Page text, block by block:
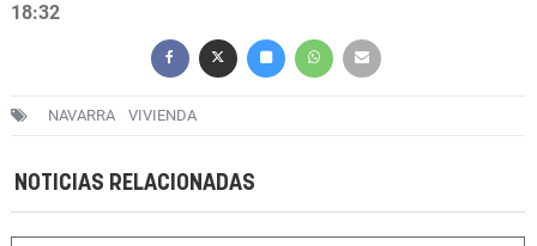
18:32
NAVARRA VIVIENDA
NOTICIAS RELACIONADAS